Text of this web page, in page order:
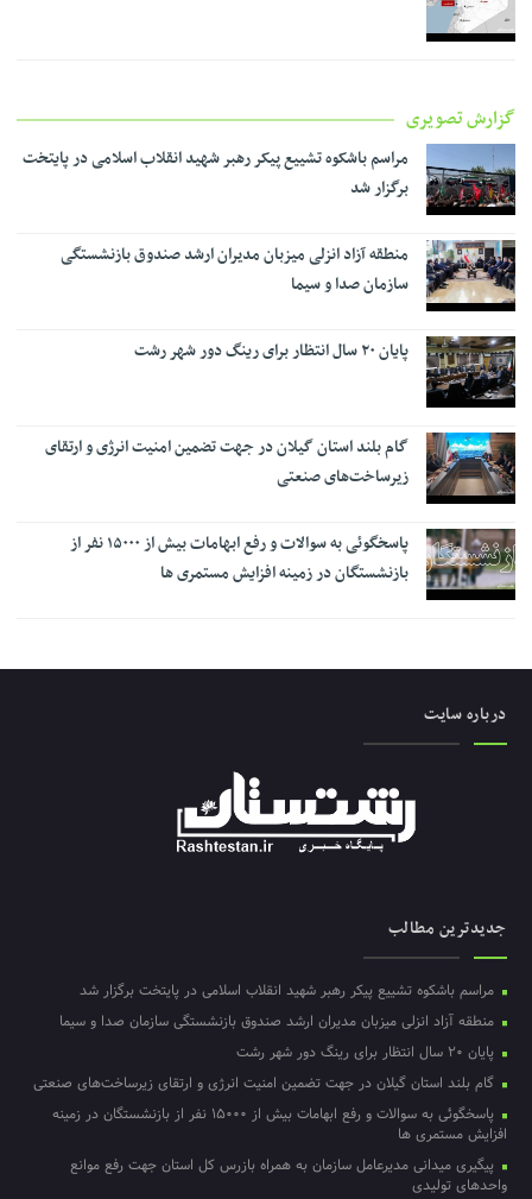
گزارش تصویری
مراسم باشکوه تشییع پیکر رهبر شهید انقلاب اسلامی در پایتخت
برگزار شد
منطقه آزاد انزلی میزبان مدیران ارشد صندوق بازنشستگی
سازمان صدا و سیما
پایان ۲۰ سال انتظار برای رینگ دور شهر رشت
گام بلند استان گیلان در جهت تضمین امنیت انرژی و ارتقای
زیرساخت‌های صنعتی
پاسخگوئی به سوالات و رفع ابهامات بیش از ۱۵۰۰۰ نفر از
بازنشستگان در زمینه افزایش مستمری ها
درباره سایت
جدیدترین مطالب
مراسم باشکوه تشییع پیکر رهبر شهید انقلاب اسلامی در پایتخت برگزار شد
منطقه آزاد انزلی میزبان مدیران ارشد صندوق بازنشستگی سازمان صدا و سیما
پایان ۲۰ سال انتظار برای رینگ دور شهر رشت
گام بلند استان گیلان در جهت تضمین امنیت انرژی و ارتقای زیرساخت‌های صنعتی
پاسخگوئی به سوالات و رفع ابهامات بیش از ۱۵۰۰۰ نفر از بازنشستگان در زمینه
افزایش مستمری ها
پیگیری میدانی مدیرعامل سازمان به همراه بازرس کل استان جهت رفع موانع
واحدهای تولیدی